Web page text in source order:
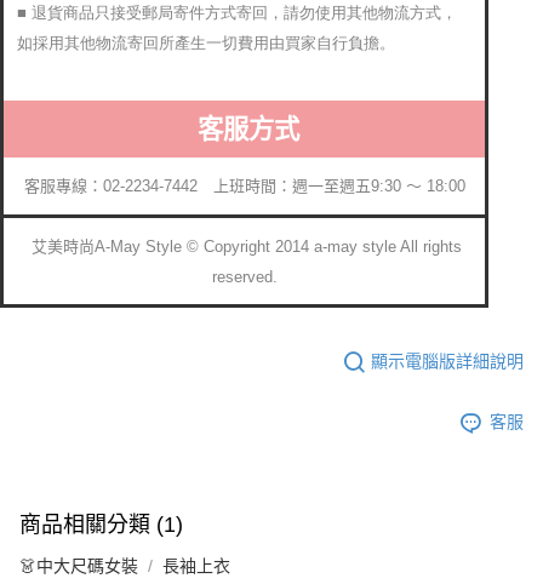
■ 退貨商品只接受郵局寄件方式寄回，請勿使用其他物流方式，
如採用其他物流寄回所產生一切費用由買家自行負擔。
客服方式
客服專線：02-2234-7442 上班時間：週一至週五9:30 ～ 18:00
艾美時尚A-May Style © Copyright 2014 a-may style All rights
reserved.
顯示電腦版詳細說明
客服
商品相關分類 (1)
👗中大尺碼女裝 長袖上衣